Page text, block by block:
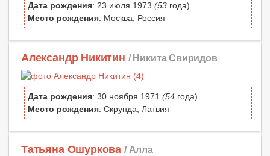
Дата рождения: 23 июля 1973 (53 года)
Место рождения: Москва, Россия
Александр Никитин / Никита Свиридов
Дата рождения: 30 ноября 1971 (54 года)
Место рождения: Скрунда, Латвия
Татьяна Ошуркова / Алла